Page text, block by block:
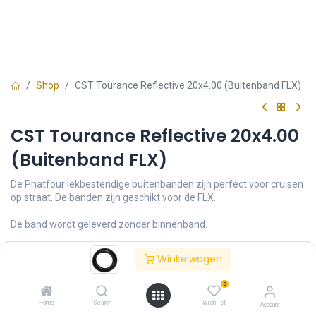
Winkelwagen
Home Search
0
Wishlist Account
Shop CST Tourance Reflective 20x4.00 (Buitenband FLX)
CST Tourance Reflective 20x4.00
(Buitenband FLX)
De Phatfour lekbestendige buitenbanden zijn perfect voor cruisen
op straat. De banden zijn geschikt voor de FLX.
De band wordt geleverd zonder binnenband.
Login|Registerto see price